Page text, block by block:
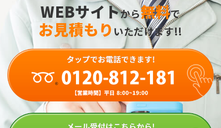
WEBサイトから無料で
お見積もり いただけます!!